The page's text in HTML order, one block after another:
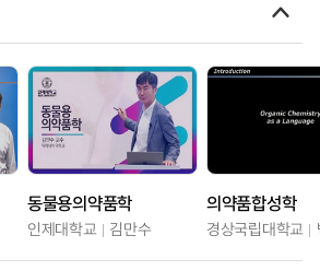
동물용의약품학
인제대학교 김만수
의약품합성학
경상국립대학교